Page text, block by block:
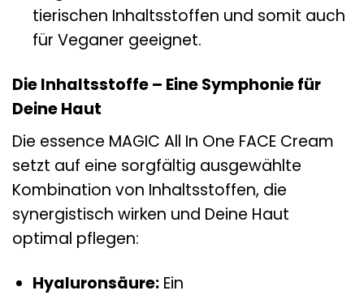
tierischen Inhaltsstoffen und somit auch
für Veganer geeignet.
Die Inhaltsstoffe – Eine Symphonie für
Deine Haut
Die essence MAGIC All In One FACE Cream
setzt auf eine sorgfältig ausgewählte
Kombination von Inhaltsstoffen, die
synergistisch wirken und Deine Haut
optimal pflegen:
Hyaluronsäure:Ein